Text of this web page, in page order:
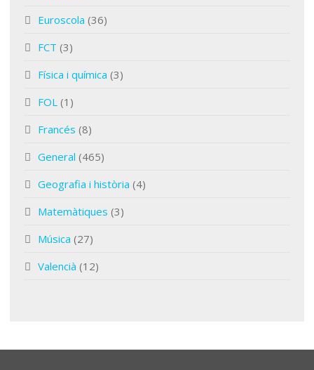
Euroscola (36)
FCT (3)
Física i química (3)
FOL (1)
Francés (8)
General (465)
Geografia i història (4)
Matemàtiques (3)
Música (27)
Valencià (12)